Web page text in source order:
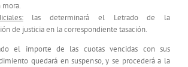
mora.
las determinará el Letrado de la
de justicia en la correspondiente tasación.
el importe de las cuotas vencidas con sus
quedará en suspenso, y se procederá a la